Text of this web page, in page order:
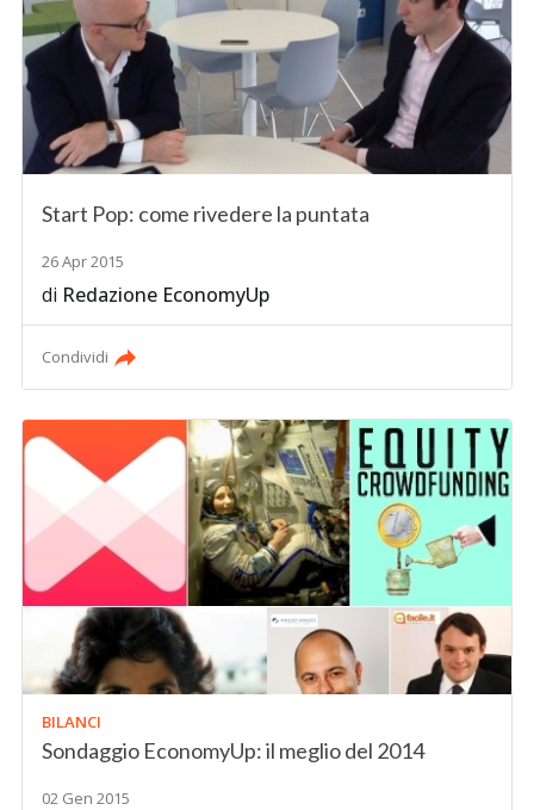
Start Pop: come rivedere la puntata
26 Apr 2015
di Redazione EconomyUp
Condividi
BILANCI
Sondaggio EconomyUp: il meglio del 2014
02 Gen 2015